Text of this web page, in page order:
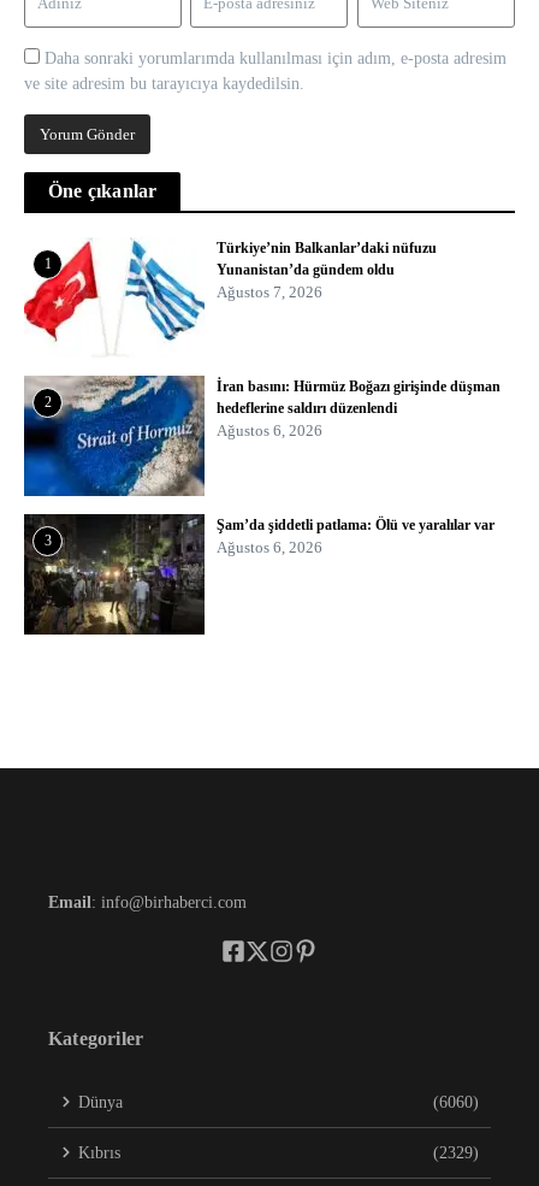
Daha sonraki yorumlarımda kullanılması için adım, e-posta adresim
ve site adresim bu tarayıcıya kaydedilsin.
Öne çıkanlar
1
Türkiye’nin Balkanlar’daki nüfuzu
Yunanistan’da gündem oldu
Ağustos 7, 2026
2
İran basını: Hürmüz Boğazı girişinde düşman
hedeflerine saldırı düzenlendi
Ağustos 6, 2026
3
Şam’da şiddetli patlama: Ölü ve yaralılar var
Ağustos 6, 2026
Email : info@birhaberci.com
Kategoriler
Dünya (6060)
Kıbrıs (2329)